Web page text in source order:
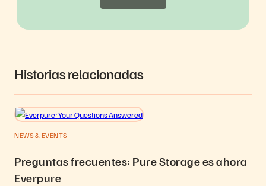
Historias relacionadas
NEWS & EVENTS
Preguntas frecuentes: Pure Storage es ahora
Everpure